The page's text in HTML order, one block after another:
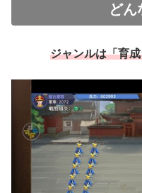
どん
ジャンルは「育